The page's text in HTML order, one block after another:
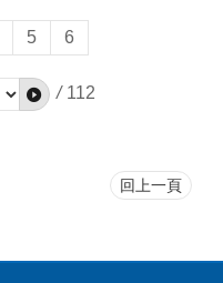
5 6
/ 112
回上一頁